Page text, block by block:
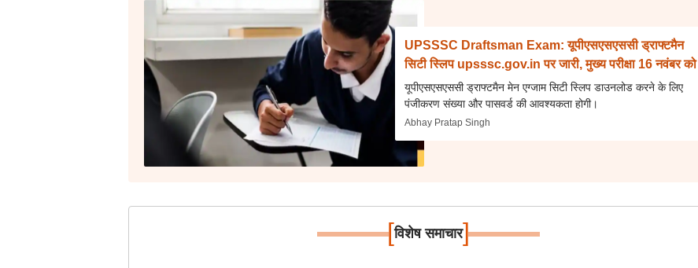
UPSSSC Draftsman Exam: यूपीएसएसएससी ड्राफ्टमैन
सिटी स्लिप upsssc.gov.in पर जारी, मुख्य परीक्षा 16 नवंबर को
यूपीएसएसएससी ड्राफ्टमैन मेन एग्जाम सिटी स्लिप डाउनलोड करने के लिए
पंजीकरण संख्या और पासवर्ड की आवश्यकता होगी।
Abhay Pratap Singh
[विशेष समाचार]